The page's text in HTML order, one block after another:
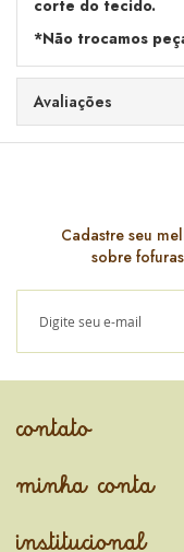
corte do tecido.
*Não trocamos
Avaliações
Cadastre seu
sobre
contato
minha conta
institucional